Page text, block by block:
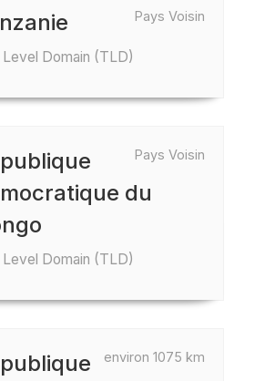
Pays Voisin
Level Domain (TLD)
Pays Voisin
du
Level Domain (TLD)
environ 1075 km